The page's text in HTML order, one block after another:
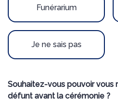
Funérarium
Je ne sais pas
Souhaitez-vous pouvoir vous
défunt avant la cérémonie ?